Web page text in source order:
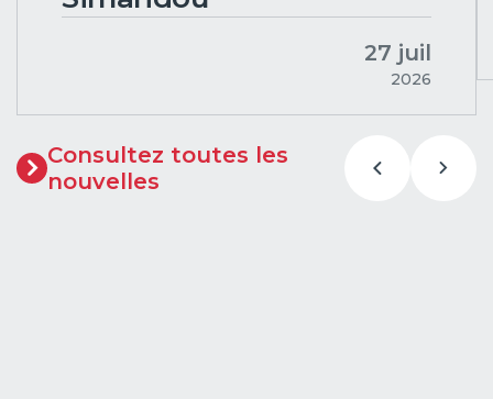
27 juil
2026
Consultez toutes les
nouvelles